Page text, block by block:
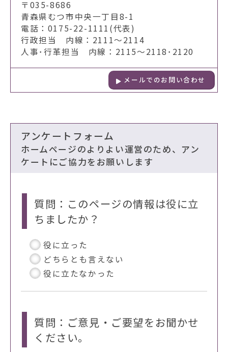
〒035-8686
青森県むつ市中央一丁目8-1
電話：0175-22-1111(代表)
行政担当 内線：2111～2114
人事･行革担当 内線：2115～2118･2120
メールでのお問い合わせ
アンケートフォーム
ホームページのよりよい運営のため、アン
ケートにご協力をお願いします
質問：このページの情報は役に立
ちましたか？
役に立った
どちらとも言えない
役に立たなかった
質問：ご意見・ご要望をお聞かせ
ください。